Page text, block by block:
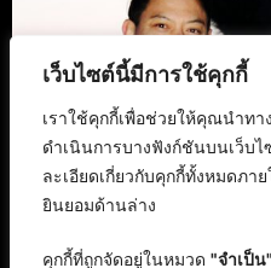
เว็บไซต์นี้มีการใช้คุกกี้
เราใช้คุกกี้เพื่อช่วยให้คุณนำท
ดำเนินการบางฟังก์ชันบนเว็บ
ละเอียดเกี่ยวกับคุกกี้ทั้งหมดภ
ยินยอมด้านล่าง
คุกกี้ที่ถูกจัดอยู่ในหมวด "จำเป็น"